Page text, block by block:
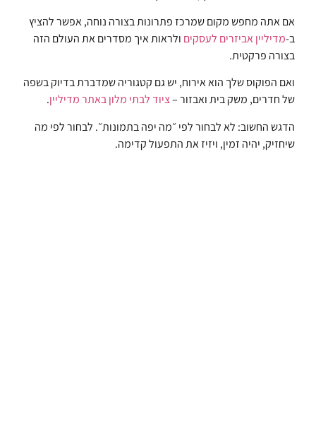
אם אתה מחפש מקום שמרכז פתרונות בצורה נוחה, אפשר להציץ
ב-מדיליין אביזרים לעסקים ולראות איך מסדרים את העולם הזה
בצורה פרקטית.
ואם הפוקוס שלך הוא אירוח, יש גם קטגוריה שמדברת בדיוק בשפה
של חדרים, משק בית ואבזור –ציוד לבתי מלון באתר מדיליין.
הדגש החשוב: לא לבחור לפי ״מה יפה בתמונות״. לבחור לפי מה
שיחזיק, יהיה זמין, ויזיז את התפעול קדימה.